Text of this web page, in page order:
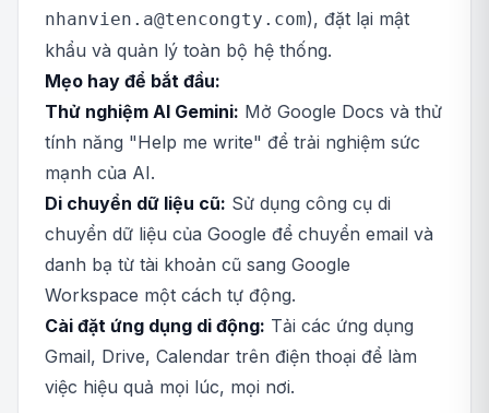
nhanvien.a@tencongty.com), đặt lại mật
khẩu và quản lý toàn bộ hệ thống.
Mẹo hay để bắt đầu:
Thử nghiệm AI Gemini: Mở Google Docs và thử
tính năng "Help me write" để trải nghiệm sức
mạnh của AI.
Di chuyển dữ liệu cũ: Sử dụng công cụ di
chuyển dữ liệu của Google để chuyển email và
danh bạ từ tài khoản cũ sang Google
Workspace một cách tự động.
Cài đặt ứng dụng di động: Tải các ứng dụng
Gmail, Drive, Calendar trên điện thoại để làm
việc hiệu quả mọi lúc, mọi nơi.